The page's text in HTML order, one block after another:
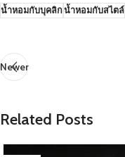
น้ำหอมกับบุคลิกน้ำหอมกับสไตล์
Newer
Related Posts